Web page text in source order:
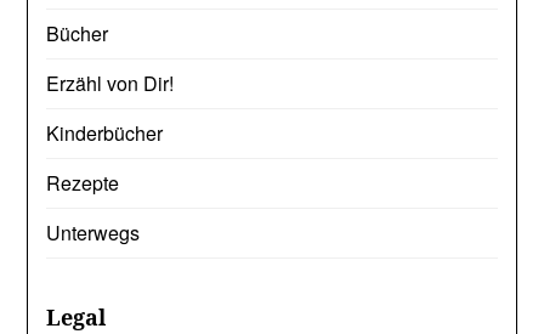
Bücher
Erzähl von Dir!
Kinderbücher
Rezepte
Unterwegs
Legal